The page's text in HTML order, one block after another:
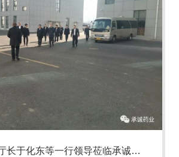
长于化东等一行领导莅临承诚药